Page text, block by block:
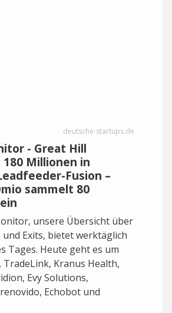
deutsche-startups.de
- Great Hill
Millionen in
Fusion –
sammelt 80
unsere Übersicht über
Exits, bietet werktäglich
Tages. Heute geht es um
TradeLink, Kranus Health,
Evy Solutions,
Echobot und